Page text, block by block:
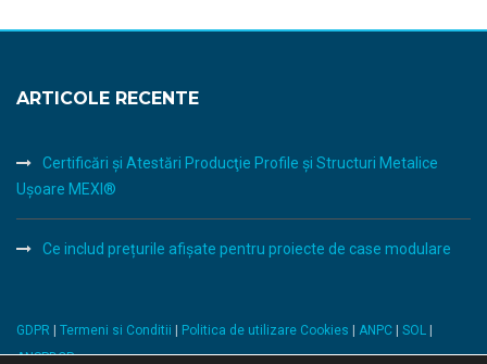
ARTICOLE RECENTE
Certificări şi Atestări Producţie Profile şi Structuri Metalice
Uşoare MEXI®
Ce includ prețurile afișate pentru proiecte de case modulare
GDPR | Termeni si Conditii | Politica de utilizare Cookies | ANPC | SOL |
ANSPDCP